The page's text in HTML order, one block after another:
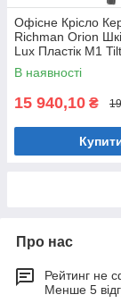
Офісне Крісло
Richman Orion
Lux Пластік М1
В наявності
15 940,10 ₴
Про нас
Рейтинг не
Менше 5